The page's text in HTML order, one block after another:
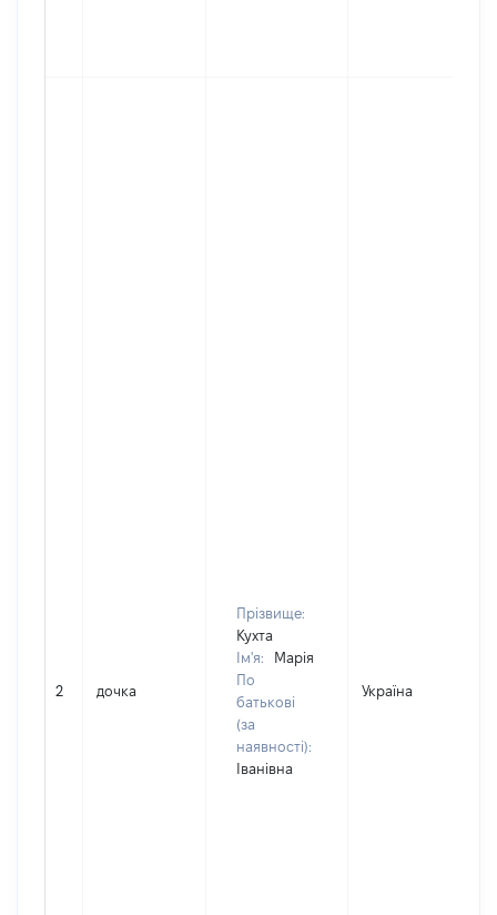
2 дочка
Прізвище:
Кухта
Ім'я:
Марія
По
батькові
(за
наявності):
Іванівна
Україна